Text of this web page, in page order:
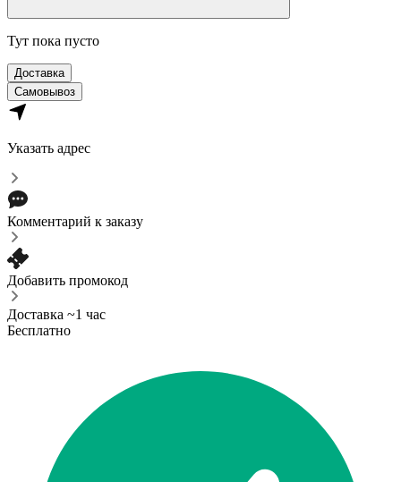
Тут пока пусто
Доставка
Самовывоз
Указать адрес
Комментарий к заказу
Добавить промокод
Доставка ~1 час
Бесплатно